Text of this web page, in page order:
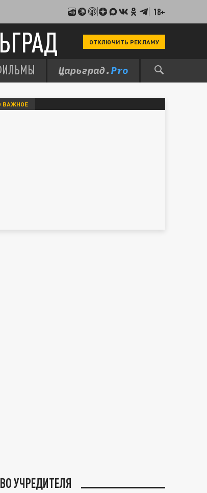
18+
ОТКЛЮЧИТЬ РЕКЛАМУ
ВАЖНОЕ
УЧРЕДИТЕЛЯ